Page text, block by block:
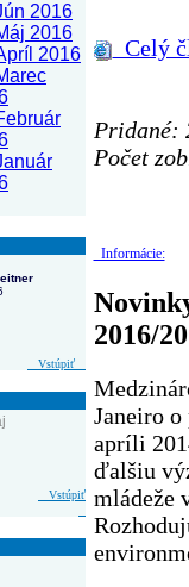
2016
2016
2016
Vstúpiť
Vstúpiť
Celý
Pridané:
Počet
Informácie:
2016/
Janeiro
apríli
ďalšiu
mládeže